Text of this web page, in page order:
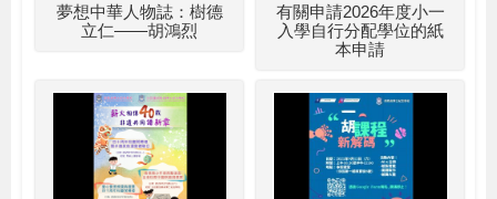
夢想中華人物誌：樹德
立仁——胡鴻烈
有關申請2026年度小一
入學自行分配學位的紙
本申請